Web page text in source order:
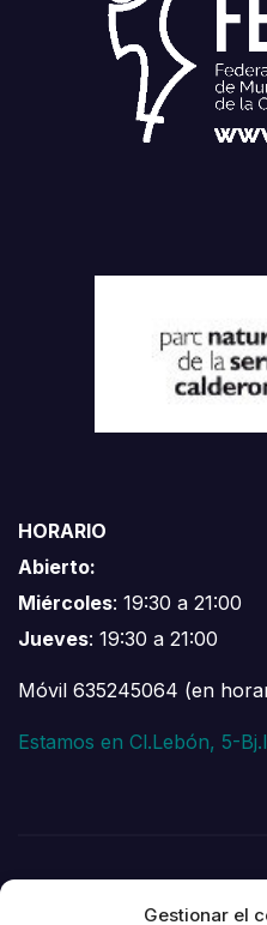
Gestionar el
HORARIO
Abierto:
Miércoles: 19:30 a 21:00
Jueves: 19:30 a 21:00
Móvil 635245064 (en
Estamos en Cl.Lebón, 5-